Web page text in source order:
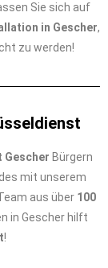
Sie sich auf
in Gescher,
zu werden!
Gescher Bürgern
mit unserem
aus über 100
in Gescher hilft
!